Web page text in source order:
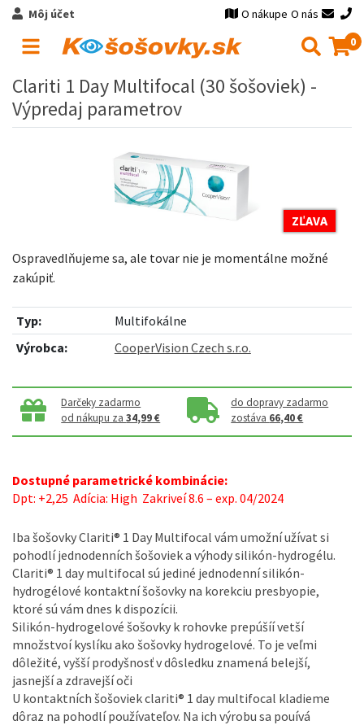
Môj účet O nákupe O nás
0
Clariti 1 Day Multifocal (30 šošoviek) -
Výpredaj parametrov
ZĽAVA
Ospravedlňujeme sa, ale tovar nie je momentálne možné
zakúpiť.
Typ:
Multifokálne
Výrobca:
CooperVision Czech s.r.o.
Darčeky zadarmo
od nákupu za34,99 €
do dopravy zadarmo
zostáva 66,40 €
Dostupné parametrické kombinácie:
Dpt: +2,25 Adícia: High Zakriveí 8.6 – exp. 04/2024
Iba šošovky Clariti® 1 Day Multifocal vám umožní užívat si
pohodlí jednodenních šošoviek a výhody silikón-hydrogélu.
Clariti® 1 day multifocal sú jediné jednodenní silikón-
hydrogélové kontaktní šošovky na korekciu presbyopie,
ktoré sú vám dnes k dispozícii.
Silikón-hydrogelové šošovky k rohovke prepúšíí vetší
množstvoí kyslíku ako šošovky hydrogelové. To je veľmi
dôležité, vyšší prodyšnosť v dôsledku znamená belejší,
jasnejší a zdravejší oči
U kontaktních šošoviek clariti® 1 day multifocal kladieme
dôraz na pohodlí používateľov. Na ich výrobu sa pouívá